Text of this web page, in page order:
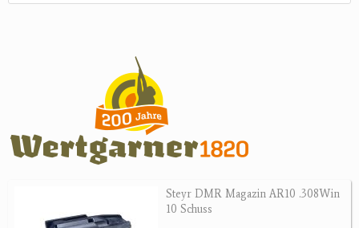
Zubehör
Magazine
Steyr DMR Magazin AR10 .308Win
10 Schuss